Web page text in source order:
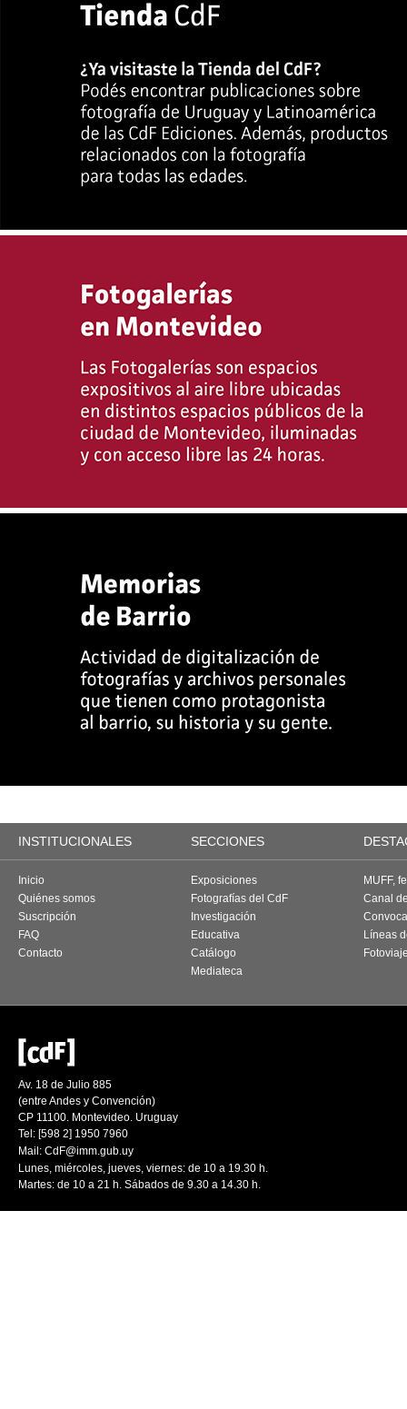
INSTITUCIONALES SECCIONES
Inicio
Quiénes somos
Suscripción
FAQ
Contacto
Exposiciones
Fotografías del CdF
Investigación
Educativa
Catálogo
Mediateca
MUFF,
Canal
Líneas
Av. 18 de Julio 885
(entre Andes y Convención)
CP 11100. Montevideo. Uruguay
Tel: [598 2] 1950 7960
Mail: CdF@imm.gub.uy
Lunes, miércoles, jueves, viernes: de 10 a 19.30 h.
Martes: de 10 a 21 h. Sábados de 9.30 a 14.30 h.